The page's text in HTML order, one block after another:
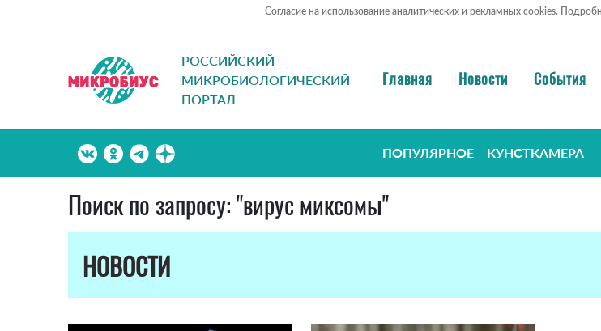
Согласие на использование аналитических и рекламных cookies.
РОССИЙСКИЙ
МИКРОБИОЛОГИЧЕСКИЙ
ПОРТАЛ
Главная Новости События
ПОПУЛЯРНОЕ КУНСТКАМЕРА
Поиск по запросу: "вирус миксомы"
НОВОСТИ